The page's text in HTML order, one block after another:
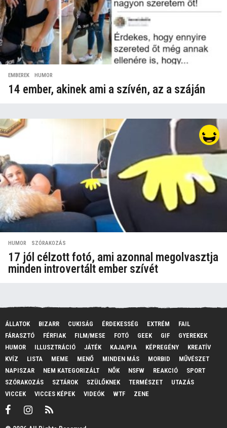
EMBEREK ,HUMOR
14 ember, akinek ami a szívén, az a száján
HUMOR ,SZÓRAKOZÁS
17 jól célzott fotó, ami azonnal megolvasztja
minden introvertált ember szívét
ÁLLATOK BIZARR CUKISÁG ÉRDEKESSÉG EXTRÉM
FAIL
FÁRASZTÓ
FÉRFIAK FILM/MESE FOTÓ GEEK GIF
GYEREKEK
HUMOR
ILLUSZTRÁCIÓ JÁTÉK KAJA/PIA KÉPREGÉNY
KREATÍV
KVÍZ
LISTA MEME MENŐ MINDEN MÁS MORBID
MŰVÉSZET
NAPISZAR
NEM KATEGORIZÁLT NŐK NSFW REAKCIÓ
SPORT
SZÓRAKOZÁS
SZTÁROK SZÜLŐKNEK TERMÉSZET
UTAZÁS
VICCEK
VICCES KÉPEK VIDEÓK WTF ZENE